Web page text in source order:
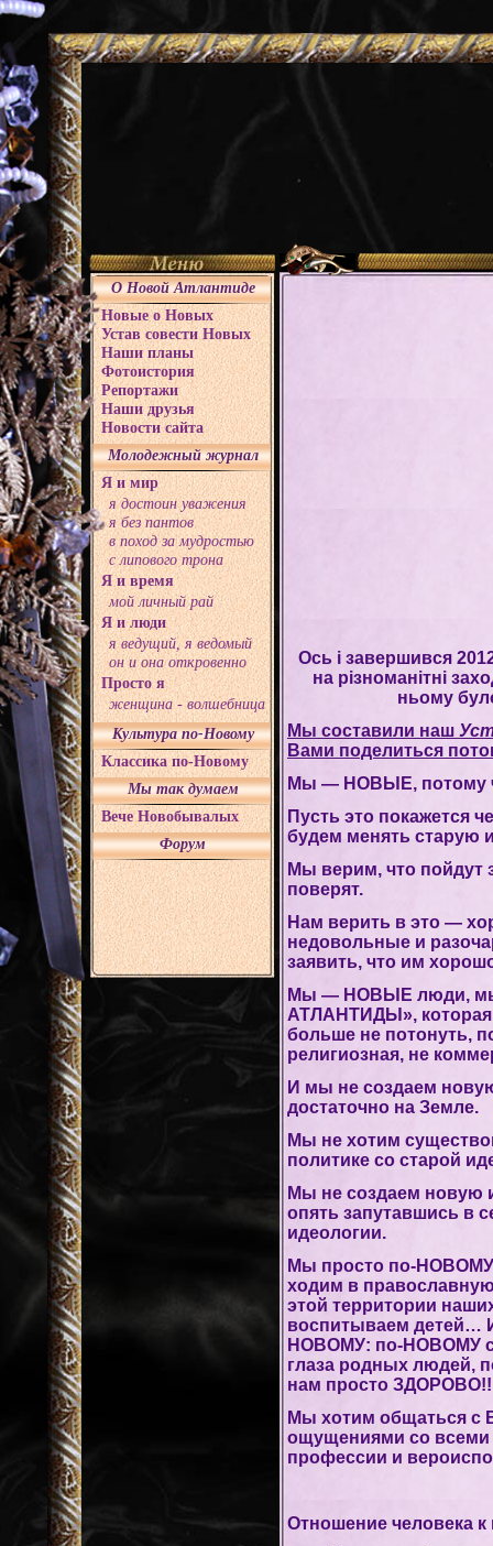
О Новой Атлантиде
Новые о Новых
Устав совести Новых
Наши планы
Фотоистория
Репортажи
Наши друзья
Новости сайта
Молодежный журнал
Я и мир
я достоин уважения
я без пантов
в поход за мудростью
с липового трона
Я и время
мой личный рай
Я и люди
я ведущий, я ведомый
он и она откровенно
Просто я
женщина - волшебница
Культура по-Новому
Классика по-Новому
Мы так думаем
Вече Новобывалых
Форум
Ось і завершився
на різноманітні
ньому
Мы составили наш
Вами поделиться
Мы — НОВЫЕ, потому
Пусть это покажется
будем менять старую
Мы верим, что пойдут
поверят.
Нам верить в это —
недовольные и
заявить, что им
Мы — НОВЫЕ люди,
АТЛАНТИДЫ», которая
больше не потонуть,
религиозная, не
И мы не создаем
достаточно на Земле.
Мы не хотим
политике со старой
Мы не создаем новую
опять запутавшись в
идеологии.
Мы просто по-
ходим в
этой территории
воспитываем детей…
НОВОМУ: по-НОВОМУ
глаза родных людей,
нам просто
Мы хотим общаться с
ощущениями со всеми
профессии и
Отношение человека к